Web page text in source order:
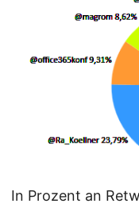
In Prozent an